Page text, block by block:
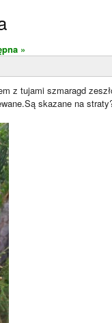
»
z tujami szmaragd
skazane na